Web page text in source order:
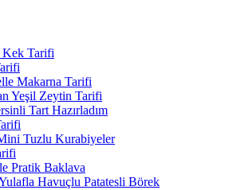
Kek Tarifi
Makarna Tarifi
Yeşil Zeytin Tarifi
Tart Hazırladım
Tuzlu Kurabiyeler
Pratik Baklava
Havuçlu Patatesli Börek